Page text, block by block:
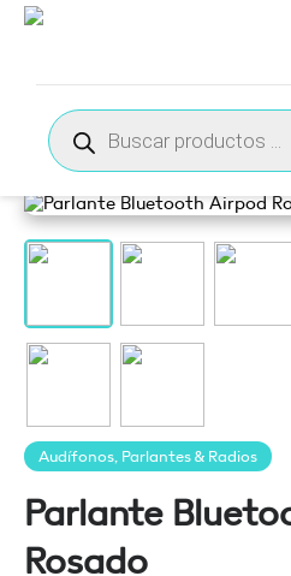
Búsqueda
de
productos
Audífonos, Parlantes & Radios
Parlante
Rosado